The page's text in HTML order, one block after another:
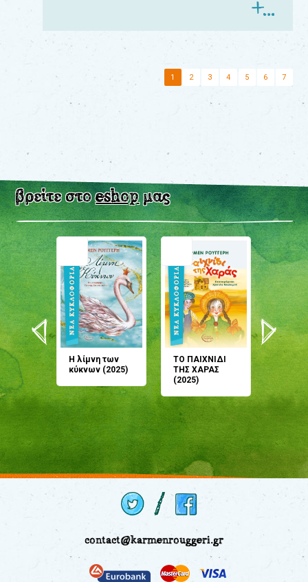
1 2 3 4 5 6 7
βρείτε στοeshopμας
Η λίμνη των
κύκνων (2025)
ΤΟ ΠΑΙΧΝΙΔΙ
ΤΗΣ ΧΑΡΑΣ
(2025)
μου;
(2024)
contact@karmenrouggeri.gr